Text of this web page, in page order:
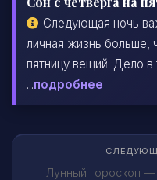
Следующая ночь
личная жизнь больше,
пятницу вещий. Дело
...подробнее
Лунный гороскоп —